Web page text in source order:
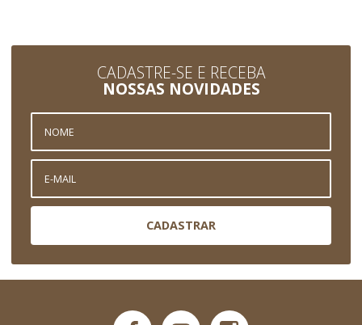
CADASTRE-SE E RECEBA
NOSSAS NOVIDADES
CADASTRAR